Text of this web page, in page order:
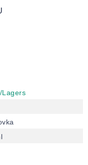
Lagers